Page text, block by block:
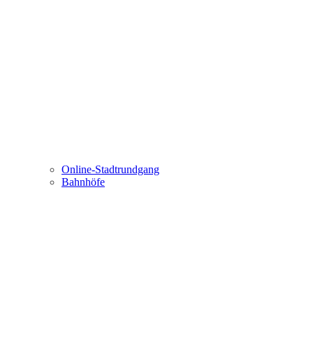
Online-Stadtrundgang
Bahnhöfe